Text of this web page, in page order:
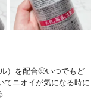
）を配合🙂いつでもど
てニオイが気になる時に